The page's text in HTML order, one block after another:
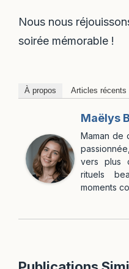
Nous nous
soirée mémorable !
À propos Articles récents
Maëlys
Maman de
vers plus
rituels
moments